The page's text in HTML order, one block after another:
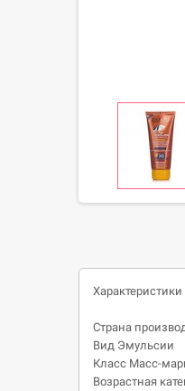
Страна
Вид Эмульсии
Класс Масс-
Возрастная